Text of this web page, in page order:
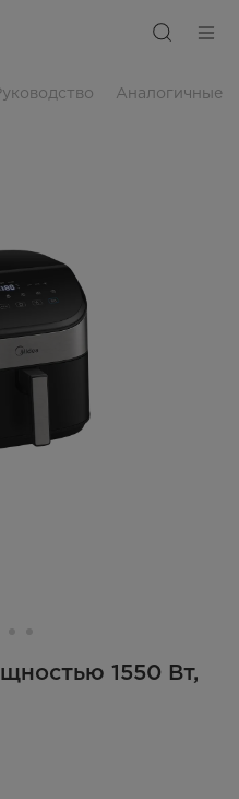
Аналогичные
1550 Вт,